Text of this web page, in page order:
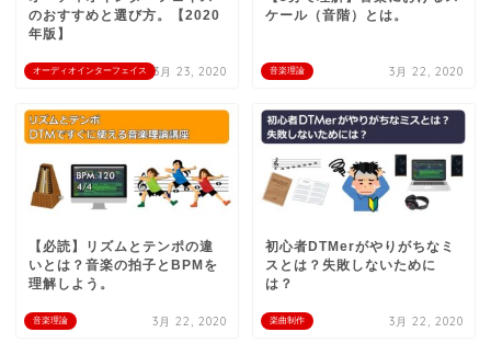
オーディオインターフェイス
のおすすめと選び方。【2020
年版】
3月 23, 2020 音楽理論
ケール（音階）とは。
3月 22, 2020
音楽理論
【必読】リズムとテンポの違
いとは？音楽の拍子とBPMを
理解しよう。
3月 22, 2020 楽曲制作
初心者DTMerがやりがちなミ
スとは？失敗しないために
は？
3月 22, 2020